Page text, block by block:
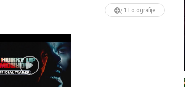
1 Fotografije